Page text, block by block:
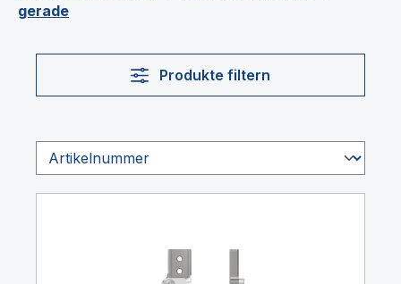
gerade
Produkte filtern